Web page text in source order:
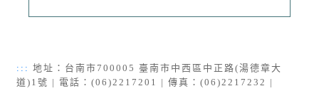
::: 地址：台南市700005 臺南市中西區中正路(湯德章大
道)1號 | 電話：(06)2217201 | 傳真：(06)2217232 |